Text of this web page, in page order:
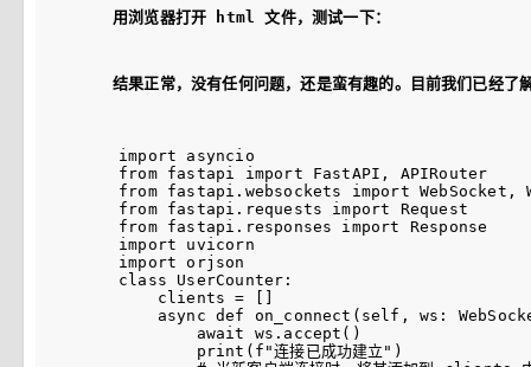
用浏览器打开 html 文件，测试一下：
结果正常，没有任何问题，还是蛮有趣的。目前我们已经
import asyncio
from fastapi import FastAPI, APIRouter
from fastapi.websockets import WebSocket,
from fastapi.requests import Request
from fastapi.responses import Response
import uvicorn
import orjson
class UserCounter:
    clients = []
async def on_connect(self, ws:
        await ws.accept()
        print(f"连接已成功建立")